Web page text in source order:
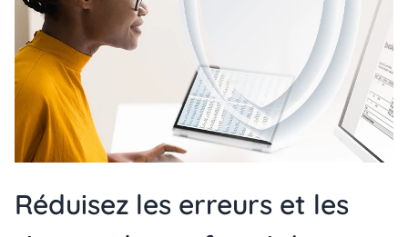
Réduisez les erreurs et les